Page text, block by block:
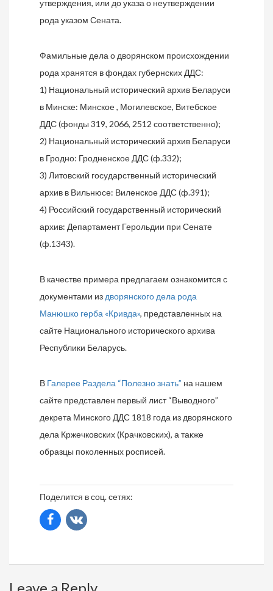
утверждения, или до указа о неутверждении
рода указом Сената.
Фамильные дела о дворянском происхождении
рода хранятся в фондах губернских ДДС:
1) Национальный исторический архив Беларуси
в Минске: Минское , Могилевское, Витебское
ДДС (фонды 319, 2066, 2512 соответственно);
2) Национальный исторический архив Беларуси
в Гродно: Гродненское ДДС (ф.332);
3) Литовский государственный исторический
архив в Вильнюсе: Виленское ДДС (ф.391);
4) Российский государственный исторический
архив: Департамент Герольдии при Сенате
(ф.1343).
В качестве примера предлагаем ознакомится с
документами из дворянского дела рода
Манюшко герба «Кривда», представленных на
сайте Национального исторического архива
Республики Беларусь.
В Галерее Раздела “Полезно знать” на нашем
сайте представлен первый лист “Выводного”
декрета Минского ДДС 1818 года из дворянского
дела Кржечковских (Крачковских), а также
образцы поколенных росписей.
Поделится в соц. сетях:
Leave a Reply